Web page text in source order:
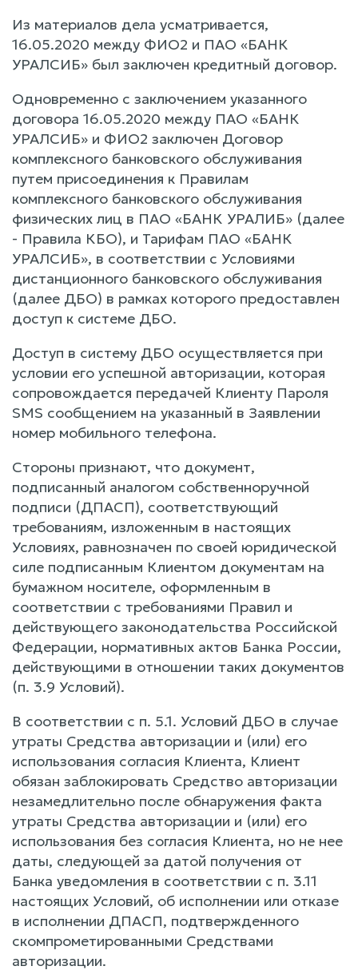
Из материалов дела усматривается,
16.05.2020 между ФИО2 и ПАО «БАНК
УРАЛСИБ» был заключен кредитный договор.
Одновременно с заключением указанного
договора 16.05.2020 между ПАО «БАНК
УРАЛСИБ» и ФИО2 заключен Договор
комплексного банковского обслуживания
путем присоединения к Правилам
комплексного банковского обслуживания
физических лиц в ПАО «БАНК УРАЛИБ» (далее
- Правила КБО), и Тарифам ПАО «БАНК
УРАЛСИБ», в соответствии с Условиями
дистанционного банковского обслуживания
(далее ДБО) в рамках которого предоставлен
доступ к системе ДБО.
Доступ в систему ДБО осуществляется при
условии его успешной авторизации, которая
сопровождается передачей Клиенту Пароля
SMS сообщением на указанный в Заявлении
номер мобильного телефона.
Стороны признают, что документ,
подписанный аналогом собственноручной
подписи (ДПАСП), соответствующий
требованиям, изложенным в настоящих
Условиях, равнозначен по своей юридической
силе подписанным Клиентом документам на
бумажном носителе, оформленным в
соответствии с требованиями Правил и
действующего законодательства Российской
Федерации, нормативных актов Банка России,
действующими в отношении таких документов
(п. 3.9 Условий).
В соответствии с п. 5.1. Условий ДБО в случае
утраты Средства авторизации и (или) его
использования согласия Клиента, Клиент
обязан заблокировать Средство авторизации
незамедлительно после обнаружения факта
утраты Средства авторизации и (или) его
использования без согласия Клиента, но не нее
даты, следующей за датой получения от
Банка уведомления в соответствии с п. 3.11
настоящих Условий, об исполнении или отказе
в исполнении ДПАСП, подтвержденного
скомпрометированными Средствами
авторизации.